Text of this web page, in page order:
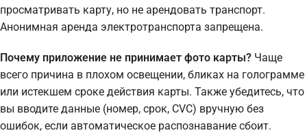
просматривать карту, но не арендовать транспорт.
Анонимная аренда электротранспорта запрещена.
Почему приложение не принимает фото карты? Чаще
всего причина в плохом освещении, бликах на голограмме
или истекшем сроке действия карты. Также убедитесь, что
вы вводите данные (номер, срок, CVC) вручную без
ошибок, если автоматическое распознавание сбоит.